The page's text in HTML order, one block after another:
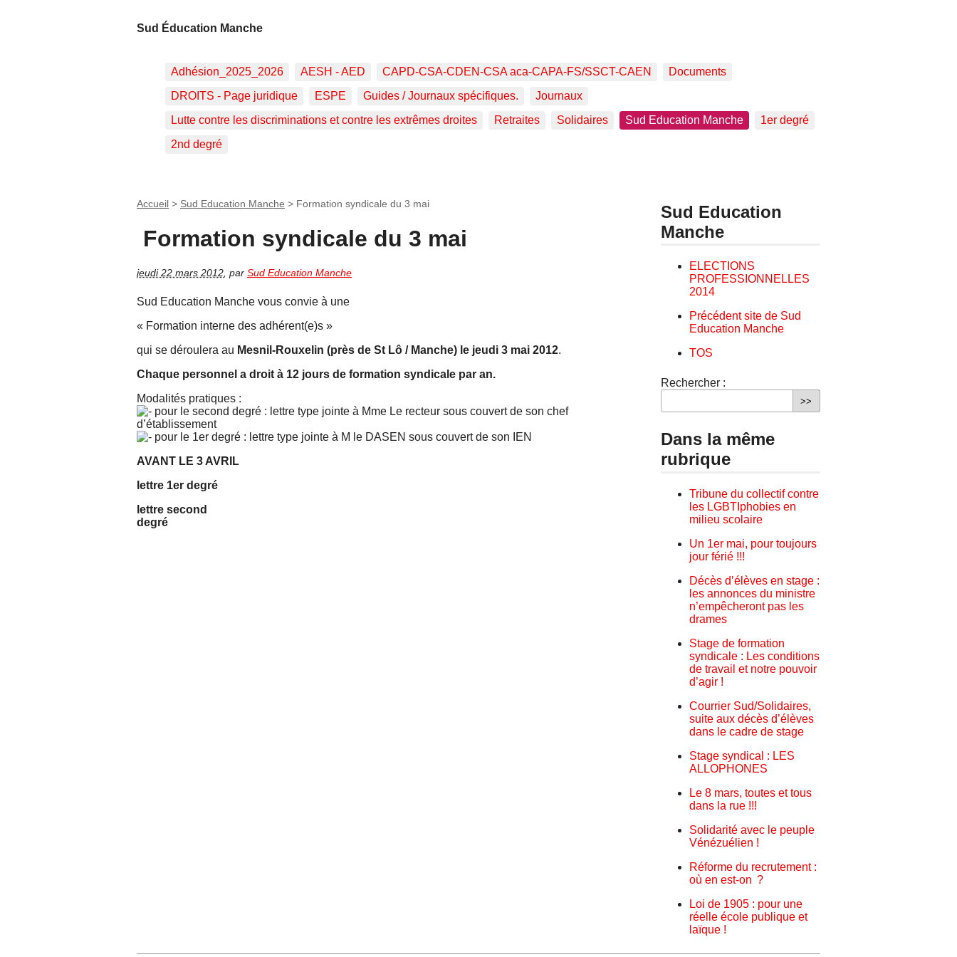
Sud Éducation Manche
Adhésion_2025_2026 AESH - AED CAPD-CSA-CDEN-CSA aca-CAPA-FS/SSCT-CAEN
Documents
DROITS - Page juridique
ESPE Guides / Journaux spécifiques.
Journaux
Lutte contre les discriminations et contre les extrêmes droites
Retraites Solidaires Sud Education Manche
1er degré
2nd degré
Accueil > Sud Education Manche > Formation syndicale du 3 mai
Formation syndicale du 3 mai
jeudi 22 mars 2012, par Sud Education Manche
Sud Education Manche vous convie à une
« Formation interne des adhérent(e)s »
qui se déroulera au Mesnil-Rouxelin (près de St Lô / Manche) le jeudi 3 mai 2012.
Chaque personnel a droit à 12 jours de formation syndicale par an.
Modalités pratiques :
pour le second degré : lettre type jointe à Mme Le recteur sous couvert de son chef
d’établissement
pour le 1er degré : lettre type jointe à M le DASEN sous couvert de son IEN
AVANT LE 3 AVRIL
lettre 1er degré
lettre second
degré
Sud Education
Manche
ELECTIONS
PROFESSIONNELLES
2014
Précédent site de Sud
Education Manche
TOS
Rechercher :
Dans la même
rubrique
Tribune du collectif contre
les LGBTIphobies en
milieu scolaire
Un 1er mai, pour toujours
jour férié !!!
Décès d’élèves en stage :
les annonces du ministre
n’empêcheront pas les
drames
Stage de formation
syndicale : Les conditions
de travail et notre pouvoir
d’agir !
Courrier Sud/Solidaires,
suite aux décès d’élèves
dans le cadre de stage
Stage syndical : LES
ALLOPHONES
Le 8 mars, toutes et tous
dans la rue !!!
Solidarité avec le peuple
Vénézuélien !
Réforme du recrutement :
où en est-on ?
Loi de 1905 : pour une
réelle école publique et
laïque !